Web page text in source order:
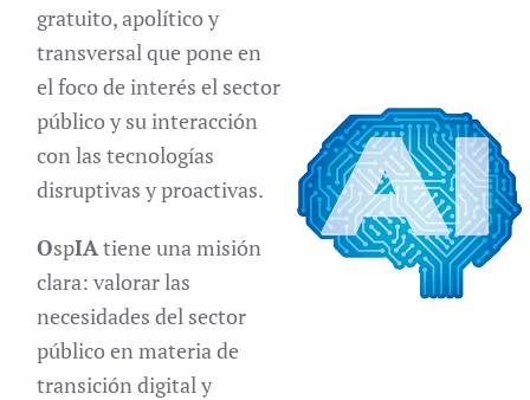
gratuito, apolítico y
transversal que pone en
el foco de interés el sector
público y su interacción
con las tecnologías
disruptivas y proactivas.
OspIAtiene una misión
clara: valorar las
necesidades del sector
público en materia de
transición digital y